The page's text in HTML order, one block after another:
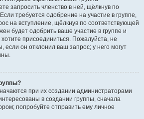
запросить членство в ней, щёлкнув по
требуется одобрение на участие в группе,
на вступление, щёлкнув по соответствующей
будет одобрить ваше участие в группе и
присоединиться. Пожалуйста, не
если он отклонил ваш запрос; у него могут
при их создании администраторами
в создании группы, сначала
попробуйте отправить ему личное